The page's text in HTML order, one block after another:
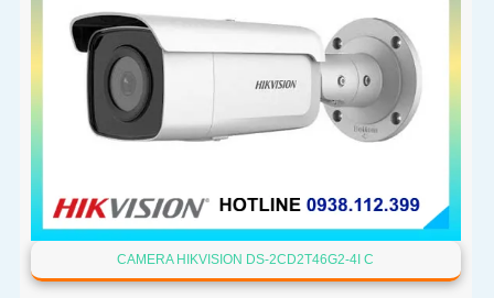
CAMERA HIKVISION DS-2CD2T46G2-4I C